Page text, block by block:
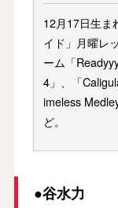
12月17日生ま
イド」月曜レ
ーム「
4」、「
imeless
ど。
●谷水力